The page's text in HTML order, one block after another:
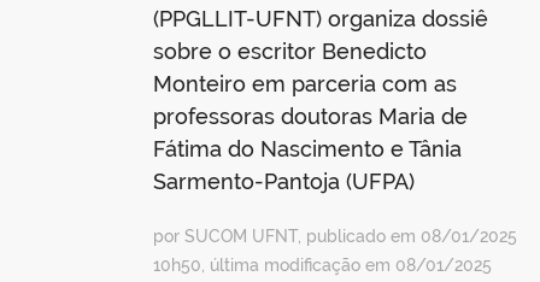
(PPGLLIT-UFNT) organiza dossiê
sobre o escritor Benedicto
Monteiro em parceria com as
professoras doutoras Maria de
Fátima do Nascimento e Tânia
Sarmento-Pantoja (UFPA)
por SUCOM UFNT, publicado em 08/01/2025
10h50, última modificação em 08/01/2025